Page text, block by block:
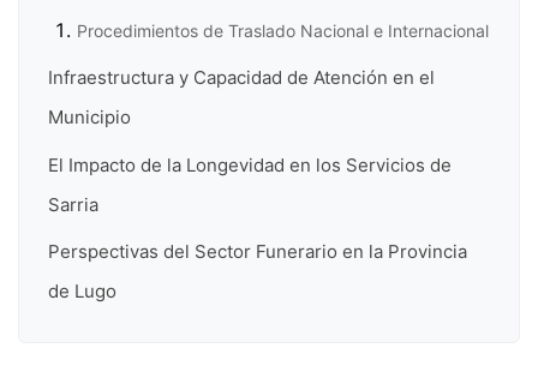
Procedimientos de Traslado Nacional e Internacional
Infraestructura y Capacidad de Atención en el
Municipio
El Impacto de la Longevidad en los Servicios de
Sarria
Perspectivas del Sector Funerario en la Provincia
de Lugo